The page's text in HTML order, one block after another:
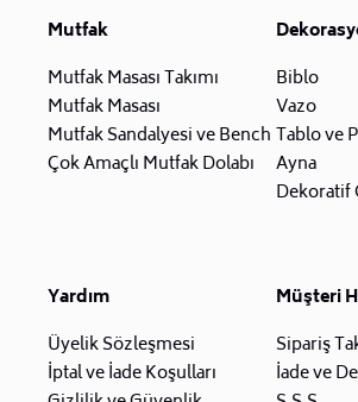
Mutfak
Mutfak Masası Takımı
Mutfak Masası
Mutfak Sandalyesi ve Bench
Çok Amaçlı Mutfak Dolabı
Biblo
Vazo
Tablo ve
Ayna
Dekoratif
Yardım
Üyelik Sözleşmesi
İptal ve İade Koşulları
Müşteri
Sipariş
İade ve